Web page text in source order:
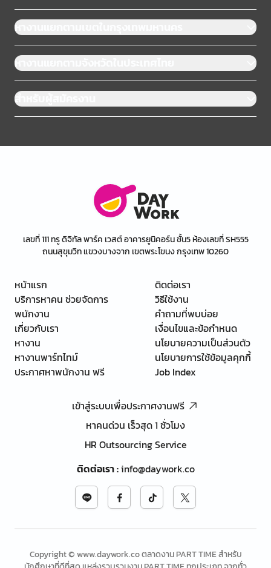
หางานแยกตามเขตในกรุงเทพมหานคร
หางานแยกตามจังหวัดในประเทศไทย
สำหรับผู้สมัครงาน
เลขที่ 111 ทรู ดิจิทัล พาร์ค เวสต์ อาคารยูนิคอร์น ชั้น5 ห้องเลขที่ SH555
ถนนสุขุมวิท แขวงบางจาก เขตพระโขนง กรุงเทพ 10260
หน้าแรก
บริการหาคน ช่วยจัดการ
พนักงาน
เกี่ยวกับเรา
หางาน
หางานพาร์ทไทม์
ประกาศหาพนักงาน ฟรี
ติดต่อเรา
วิธีใช้งาน
คำถามที่พบบ่อย
เงื่อนไขและข้อกำหนด
นโยบายความเป็นส่วนตัว
นโยบายการใช้ข้อมูลคุกกี้
Job Index
เข้าสู่ระบบเพื่อประกาศงานฟรี
หาคนด่วน เร็วสุด 1 ชั่วโมง
HR Outsourcing Service
ติดต่อเรา:info@daywork.co
Copyright © www.daywork.co ตลาดงาน PART TIME สำหรับ